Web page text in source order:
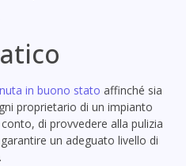
in buono stato affinché sia
proprietario di un impianto
di provvedere alla pulizia
un adeguato livello di